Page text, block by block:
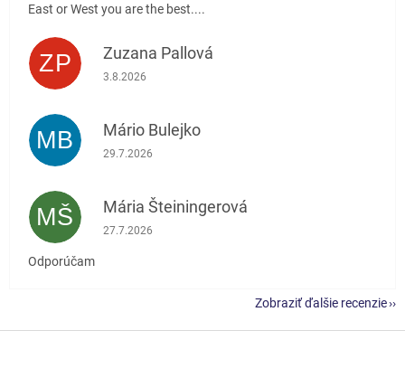
East or West you are the best....
ZP Zuzana Pallová
Hodnotenie obchodu je 5 z 5 hviezdičiek.
3.8.2026
MB Mário Bulejko
Hodnotenie obchodu je 5 z 5 hviezdičiek.
29.7.2026
MŠ Mária Šteiningerová
Hodnotenie obchodu je 5 z 5 hviezdičiek.
27.7.2026
Odporúčam
Zobraziť ďalšie recenzie